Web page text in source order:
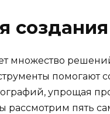
множество
помогают
упрощая
рассмотрим пять